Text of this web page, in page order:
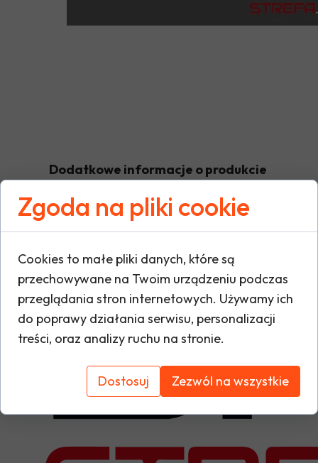
Dodatkowe informacje o produkcie
W tej sekcji warto umieścić istotne
warunki gwarancji, zalecenia dotyczące
oraz ewentualne certyfikaty lub nagrody.
i buduje zaufanie do marki.
Zgoda na pliki cookie
Cookies to małe pliki danych, które są
przechowywane na Twoim urządzeniu podczas
przeglądania stron internetowych. Używamy ich
do poprawy działania serwisu, personalizacji
treści, oraz analizy ruchu na stronie.
Dostosuj Zezwól na wszystkie